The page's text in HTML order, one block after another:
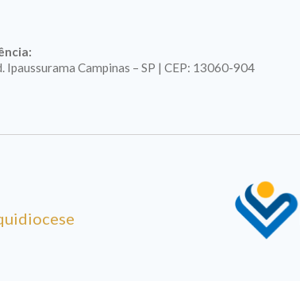
Ipaussurama Campinas – SP | CEP: 13060-904